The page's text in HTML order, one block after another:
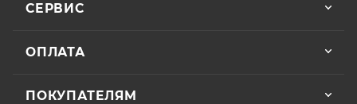
СЕРВИС
ОПЛАТА
ПОКУПАТЕЛЯМ